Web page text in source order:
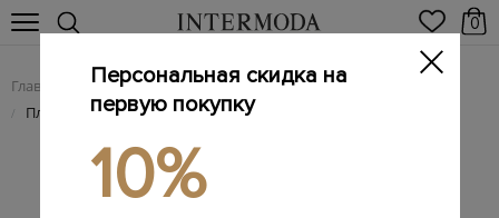
0
Главная Женщинам
/ Пляжное платье-рубашка из рами с боковыми разрезами
Персональная скидка на
первую покупку
10%